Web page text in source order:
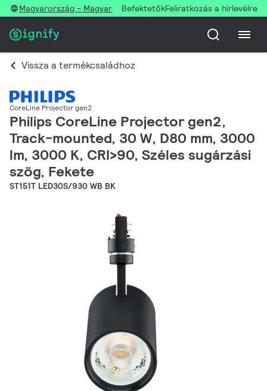
Magyarország - Magyar BefektetőkFeliratkozás a hírlevélre
Vissza a termékcsaládhoz
CoreLine Projector gen2
Philips CoreLine Projector gen2,
Track-mounted, 30 W, D80 mm, 3000
lm, 3000 K, CRI>90, Széles sugárzási
szög, Fekete
ST151T LED30S/930 WB BK